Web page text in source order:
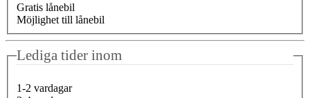
Gratis lånebil
Möjlighet till lånebil
Lediga tider inom
1-2 vardagar